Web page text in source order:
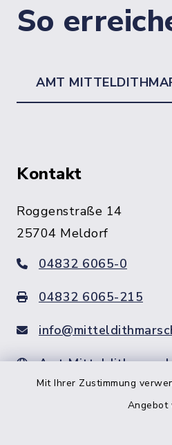
Mit Ihrer Zustimmung
Angebot
So
AMT
Kontakt
Roggenstraße 14
25704 Meldorf
04832 6065-0
04832 6065-215
Amt